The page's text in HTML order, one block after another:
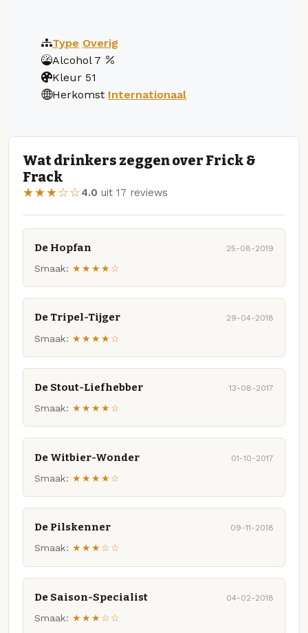
Type Overig
Alcohol 7
Kleur 51
Herkomst Internationaal
Wat drinkers zeggen over Frick &
Frack
★★★☆☆4.0 uit 17 reviews
De Hopfan 25-08-2019
Smaak: ★★★★☆
De Tripel-Tijger 29-04-2018
Smaak: ★★★★☆
De Stout-Liefhebber 13-08-2017
Smaak: ★★★★☆
De Witbier-Wonder 01-10-2017
Smaak: ★★★★☆
De Pilskenner 09-11-2018
Smaak: ★★★☆☆
De Saison-Specialist 04-02-2018
Smaak: ★★★☆☆